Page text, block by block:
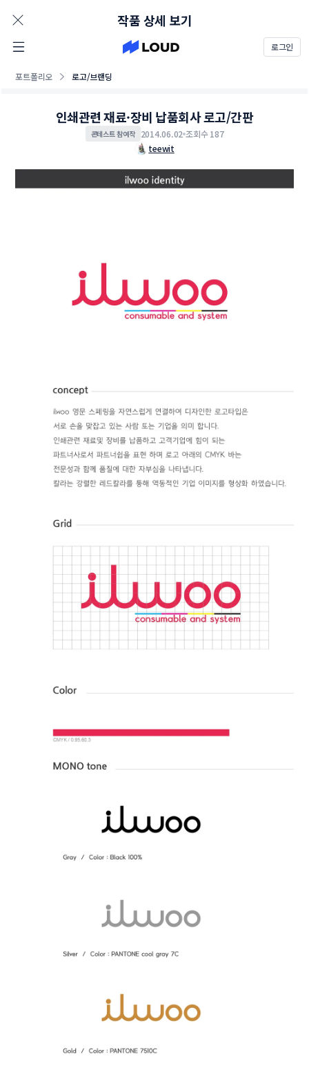
로그인
포트폴리오 로고/브랜딩
작품 상세 보기
인쇄관련 재료·장비 납품회사 로고/간판
콘테스트 참여작 2014.06.02 조회수 187
teewit